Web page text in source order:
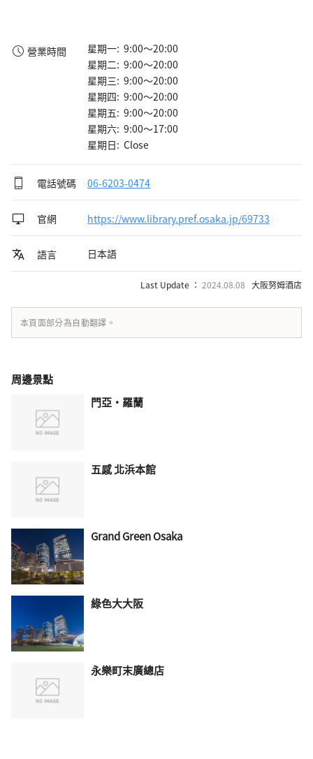
營業時間
星期一: 9:00～20:00
星期二: 9:00～20:00
星期三: 9:00～20:00
星期四: 9:00～20:00
星期五: 9:00～20:00
星期六: 9:00～17:00
星期日: Close
電話號碼 06-6203-0474
官網 https://www.library.pref.osaka.jp/69733
語言 日本語
Last Update ： 2024.08.08 大阪努姆酒店
本頁面部分為自動翻譯。
周邊景點
門亞·羅蘭
五感 北浜本館
Grand Green Osaka
綠色大大阪
永樂町末廣總店